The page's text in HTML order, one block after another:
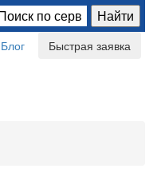
Блог
Быстрая заявка